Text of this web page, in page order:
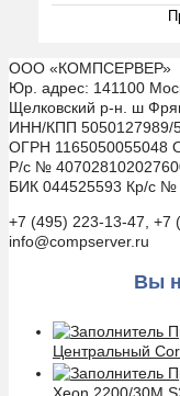
ООО «КОМПСЕРВЕР»
Юр. адрес: 141100
Щелковский р-н. ш
ИНН/КПП 5050127989/
ОГРН 1165050055048
Р/с №
БИК 044525593 Кр/с №
+7 (495) 223-13-47, +7
info@compserver.ru
Вы
Центральный